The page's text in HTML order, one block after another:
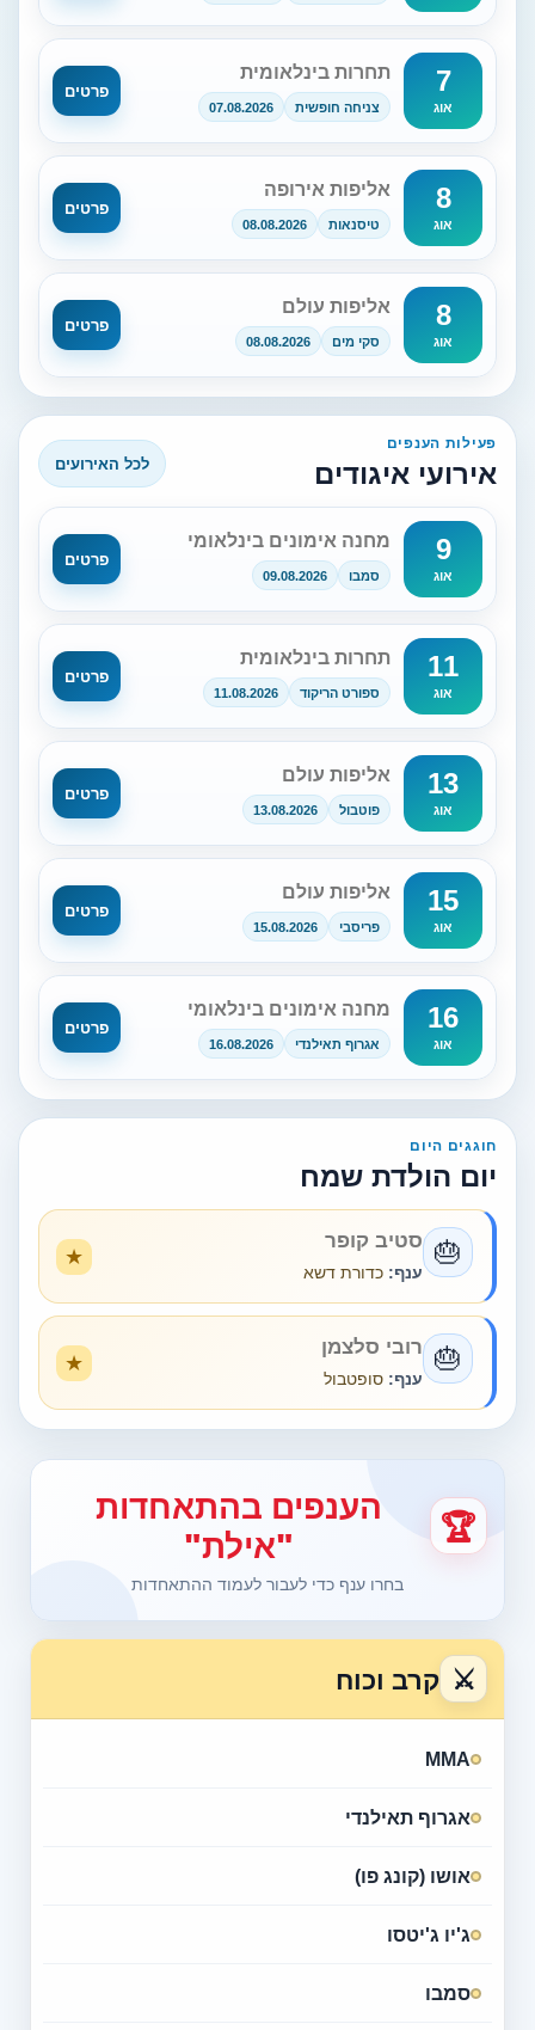
7
אוג
תחרות בינלאומית
צניחה חופשית 07.08.2026
פרטים
8
אוג
אליפות אירופה
טיסנאות 08.08.2026
פרטים
8
אוג
אליפות עולם
סקי מים 08.08.2026
פרטים
פעילות הענפים
אירועי איגודים לכל האירועים
9
אוג
מחנה אימונים בינלאומי
סמבו 09.08.2026
פרטים
11
אוג
תחרות בינלאומית
ספורט הריקוד 11.08.2026
פרטים
13
אוג
אליפות עולם
פוטבול 13.08.2026
פרטים
15
אוג
אליפות עולם
פריסבי 15.08.2026
פרטים
16
אוג
מחנה אימונים בינלאומי
אגרוף תאילנדי 16.08.2026
פרטים
חוגגים היום
יום הולדת שמח
🎂 סטיב קופר
ענף: כדורת דשא
🎂 רובי סלצמן
ענף: סופטבול
🏆
הענפים בהתאחדות
"אילת"
בחרו ענף כדי לעבור לעמוד ההתאחדות
⚔ קרב וכוח
MMA
אגרוף תאילנדי
אושו (קונג פו)
ג'יו ג'יטסו
סמבו